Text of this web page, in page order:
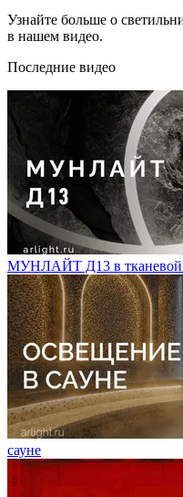
Узнайте больше о
в нашем видео.
Последние видео
МУНЛАЙТ Д13 в тканевой
сауне